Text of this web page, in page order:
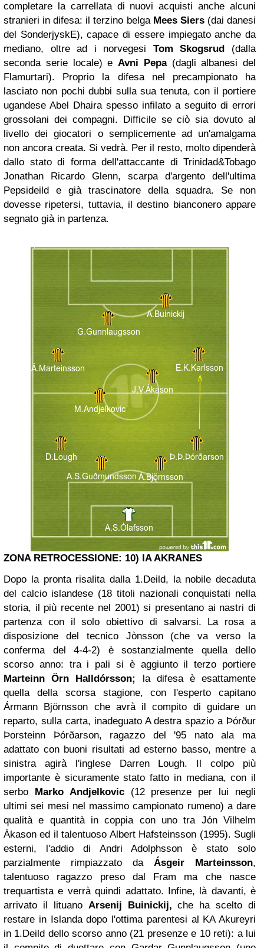
completare la carrellata di nuovi acquisti anche alcuni
stranieri in difesa: il terzino belga Mees Siers (dai danesi
del SonderjyskE), capace di essere impiegato anche da
mediano, oltre ad i norvegesi Tom Skogsrud (dalla
seconda serie locale) e Avni Pepa (dagli albanesi del
Flamurtari). Proprio la difesa nel precampionato ha
lasciato non pochi dubbi sulla sua tenuta, con il portiere
ugandese Abel Dhaira spesso infilato a seguito di errori
grossolani dei compagni. Difficile se ciò sia dovuto al
livello dei giocatori o semplicemente ad un'amalgama
non ancora creata. Si vedrà. Per il resto, molto dipenderà
dallo stato di forma dell'attaccante di Trinidad&Tobago
Jonathan Ricardo Glenn, scarpa d'argento dell'ultima
Pepsideild e già trascinatore della squadra. Se non
dovesse ripetersi, tuttavia, il destino bianconero appare
segnato già in partenza.
ZONA RETROCESSIONE: 10) IA AKRANES
Dopo la pronta risalita dalla 1.Deild, la nobile decaduta
del calcio islandese (18 titoli nazionali conquistati nella
storia, il più recente nel 2001) si presentano ai nastri di
partenza con il solo obiettivo di salvarsi. La rosa a
disposizione del tecnico Jònsson (che va verso la
conferma del 4-4-2) è sostanzialmente quella dello
scorso anno: tra i pali si è aggiunto il terzo portiere
Marteinn Örn Halldórsson; la difesa è esattamente
quella della scorsa stagione, con l'esperto capitano
Ármann Björnsson che avrà il compito di guidare un
reparto, sulla carta, inadeguato A destra spazio a Þórður
Þorsteinn Þórðarson, ragazzo del '95 nato ala ma
adattato con buoni risultati ad esterno basso, mentre a
sinistra agirà l'inglese Darren Lough. Il colpo più
importante è sicuramente stato fatto in mediana, con il
serbo Marko Andjelkovic (12 presenze per lui negli
ultimi sei mesi nel massimo campionato rumeno) a dare
qualità e quantità in coppia con uno tra Jón Vilhelm
Ákason ed il talentuoso Albert Hafsteinsson (1995). Sugli
esterni, l'addio di Andri Adolphsson è stato solo
parzialmente rimpiazzato da Ásgeir Marteinsson,
talentuoso ragazzo preso dal Fram ma che nasce
trequartista e verrà quindi adattato. Infine, là davanti, è
arrivato il lituano Arsenij Buinickij,che ha scelto di
restare in Islanda dopo l'ottima parentesi al KA Akureyri
in 1.Deild dello scorso anno (21 presenze e 10 reti): a lui